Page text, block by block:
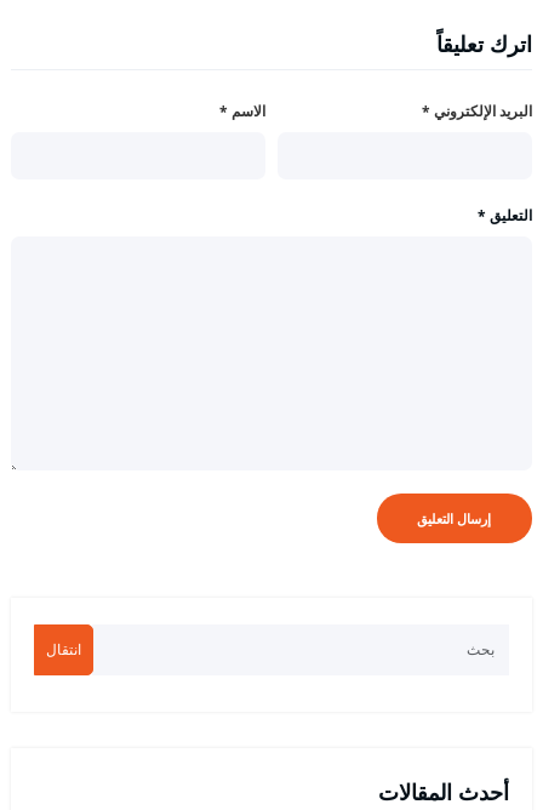
اترك تعليقاً
الاسم * البريد الإلكتروني *
التعليق *
انتقال
أحدث المقالات